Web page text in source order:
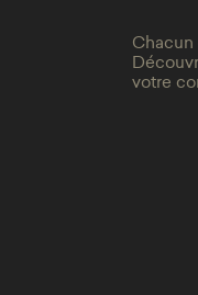
votre